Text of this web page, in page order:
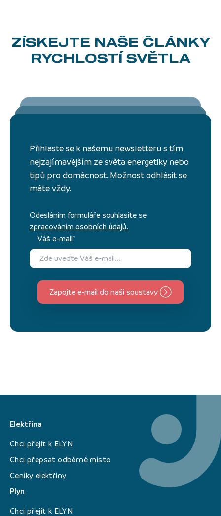
ZÍSKEJTE NAŠE ČLÁNKY
RYCHLOSTÍ SVĚTLA
Přihlaste se k našemu newsletteru s tím
nejzajímavějším ze světa energetiky nebo
tipů pro domácnost. Možnost odhlásit se
máte vždy.
Odesláním formuláře souhlasíte se
zpracováním osobních údajů.
Váš e-mail*
Zapojte e-mail do naši soustavy
Elektřina
Chci přejít k ELYN
Chci přepsat odběrné místo
Ceníky elektřiny
Plyn
Chci přejít k ELYN